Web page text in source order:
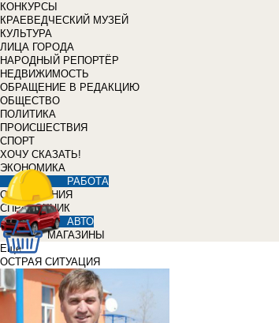
КОНКУРСЫ
КРАЕВЕДЧЕСКИЙ МУЗЕЙ
КУЛЬТУРА
ЛИЦА ГОРОДА
НАРОДНЫЙ РЕПОРТЁР
НЕДВИЖИМОСТЬ
ОБРАЩЕНИЕ В РЕДАКЦИЮ
ОБЩЕСТВО
ПОЛИТИКА
ПРОИСШЕСТВИЯ
СПОРТ
ХОЧУ СКАЗАТЬ!
ЭКОНОМИКА
РАБОТА
ОБЪЯВЛЕНИЯ
СПРАВОЧНИК
АВТО
МАГАЗИНЫ
Еще
ОСТРАЯ СИТУАЦИЯ